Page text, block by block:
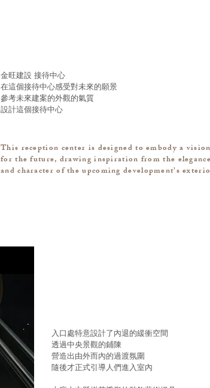
金旺建設 接待中心
在這個接待中心感受對未來的願景
參考未來建案的外觀的氣質
設計這個接待中心
This reception center is designed to embody a vision
for the future, drawing inspiration from the elegance
and character of the upcoming development’s
入口處特意設計了內退的緩衝空間
透過中央景觀的鋪陳
營造出由外而內的過渡氛圍
隨後才正式引導人們進入室內